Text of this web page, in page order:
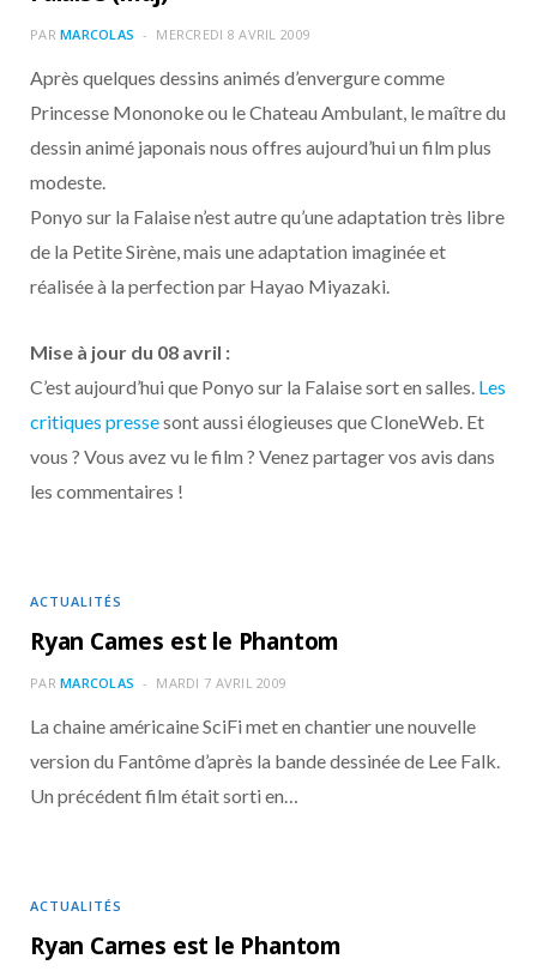
r m u
PAR MARCOLAS MERCREDI 8 AVRIL 2009
Après quelques dessins animés d’envergure comme
Princesse Mononoke ou le Chateau Ambulant, le maître du
dessin animé japonais nous offres aujourd’hui un film plus
modeste.
Ponyo sur la Falaise n’est autre qu’une adaptation très libre
de la Petite Sirène, mais une adaptation imaginée et
réalisée à la perfection par Hayao Miyazaki.
Mise à jour du 08 avril :
C’est aujourd’hui que Ponyo sur la Falaise sort en salles. Les
critiques pressesont aussi élogieuses que CloneWeb. Et
vous ? Vous avez vu le film ? Venez partager vos avis dans
les commentaires !
ACTUALITÉS
Ryan Cames est le Phantom
PAR MARCOLAS MARDI 7 AVRIL 2009
La chaine américaine SciFi met en chantier une nouvelle
version du Fantôme d’après la bande dessinée de Lee Falk.
Un précédent film était sorti en…
ACTUALITÉS
Ryan Carnes est le Phantom